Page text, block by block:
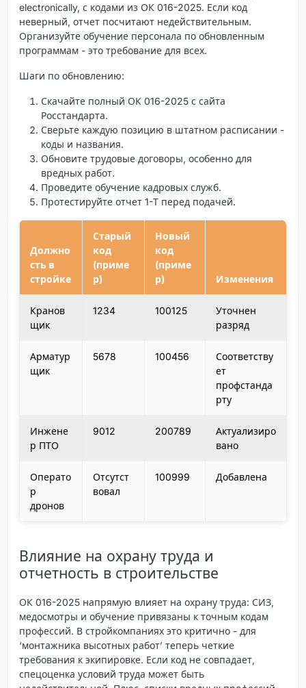
electronically, с кодами из ОК 016-2025. Если код
неверный, отчет посчитают недействительным.
Организуйте обучение персонала по обновленным
программам - это требование для всех.
Шаги по обновлению:
Скачайте полный ОК 016-2025 с сайта
Росстандарта.
Сверьте каждую позицию в штатном расписании -
коды и названия.
Обновите трудовые договоры, особенно для
вредных работ.
Проведите обучение кадровых служб.
Протестируйте отчет 1-Т перед подачей.
Должно
сть в
стройке
Старый
код
(приме
р)
Новый
код
(приме
р)
Изменения
Кранов
щик
1234 100125
Уточнен
разряд
Арматур
щик
5678 100456
Соответству
ет
профстанда
рту
Инжене
р ПТО
9012 200789
Актуализиро
вано
Операто
р
дронов
Отсутст
вовал
100999 Добавлена
Влияние на охрану труда и
отчетность в строительстве
ОК 016-2025 напрямую влияет на охрану труда: СИЗ,
медосмотры и обучение привязаны к точным кодам
профессий. В стройкомпаниях это критично - для
‘монтажника высотных работ’ теперь четкие
требования к экипировке. Если код не совпадает,
спецоценка условий труда может быть